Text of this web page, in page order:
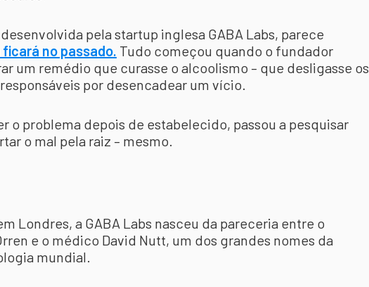
pela startup inglesa GABA Labs, parece
no passado. Tudo começou quando o fundador
um remédio que curasse o alcoolismo – que desligasse os
por desencadear um vício.
o problema depois de estabelecido, passou a pesquisar
o mal pela raiz – mesmo.
Londres, a GABA Labs nasceu da pareceria entre o
e o médico David Nutt, um dos grandes nomes da
mundial.